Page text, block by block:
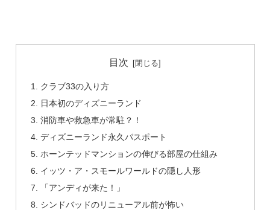
目次
クラブ33の入り方
日本初のディズニーランド
消防車や救急車が常駐？！
ディズニーランド永久パスポート
ホーンテッドマンションの伸びる部屋の仕組み
イッツ・ア・スモールワールドの隠し人形
「アンディが来た！」
シンドバッドのリニューアル前が怖い